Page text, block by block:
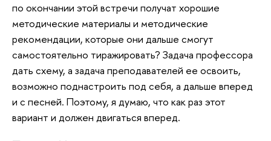
по окончании этой встречи получат хорошие
методические материалы и методические
рекомендации, которые они дальше смогут
самостоятельно тиражировать? Задача профессора
дать схему, а задача преподавателей ее освоить,
возможно поднастроить под себя, а дальше вперед
и с песней. Поэтому, я думаю, что как раз этот
вариант и должен двигаться вперед.